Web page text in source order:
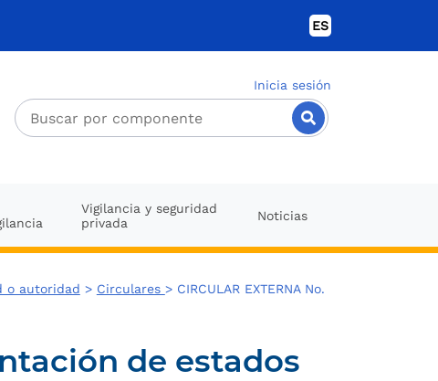
ES
Inicia sesión
Vigilancia y seguridad
privada
Noticias
o autoridad > Circulares > CIRCULAR EXTERNA No.
de estados